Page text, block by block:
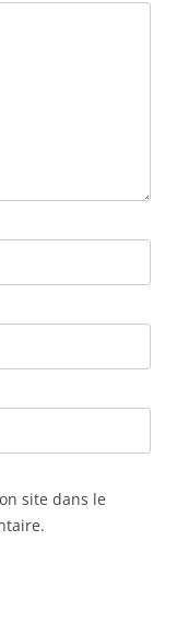
site dans le